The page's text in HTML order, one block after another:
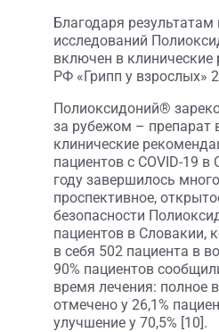
Благодаря
исследований
включен в
РФ «Грипп у взрослых»
Полиоксидоний®
за рубежом – препарат
клинические
пациентов с COVID-19
году завершилось
проспективное,
безопасности
пациентов в Словакии,
в себя 502 пациента в
90% пациентов
время лечения: полное
отмечено у 26,1%
улучшение у 70,5% [10].